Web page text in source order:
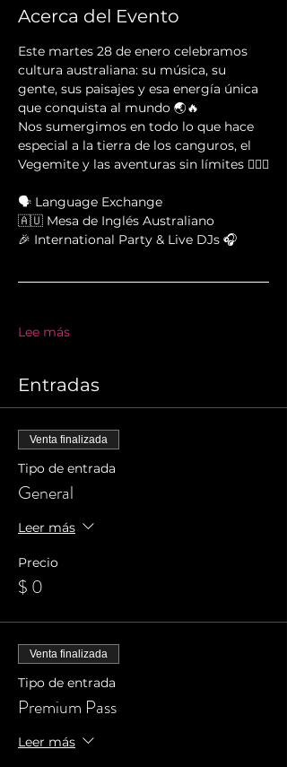
Acerca del Evento
Este martes 28 de enero celebramos
cultura australiana: su música, su
gente, sus paisajes y esa energía única
que conquista al mundo 🌏🔥
Nos sumergimos en todo lo que hace
especial a la tierra de los canguros, el
Vegemite y las aventuras sin límites 🏄‍♂️🎶
🗣 Language Exchange
🇦🇺 Mesa de Inglés Australiano
🎉 International Party & Live DJs 🎧
Lee más
Entradas
Venta finalizada
Tipo de entrada
General
Leer más
Precio
$ 0
Venta finalizada
Tipo de entrada
Premium Pass
Leer más